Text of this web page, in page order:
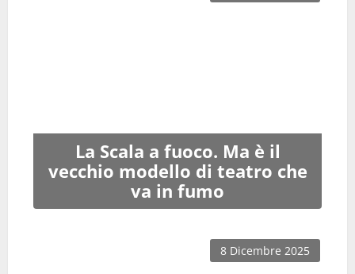
La Scala a fuoco. Ma è il
vecchio modello di teatro che
va in fumo
8 Dicembre 2025